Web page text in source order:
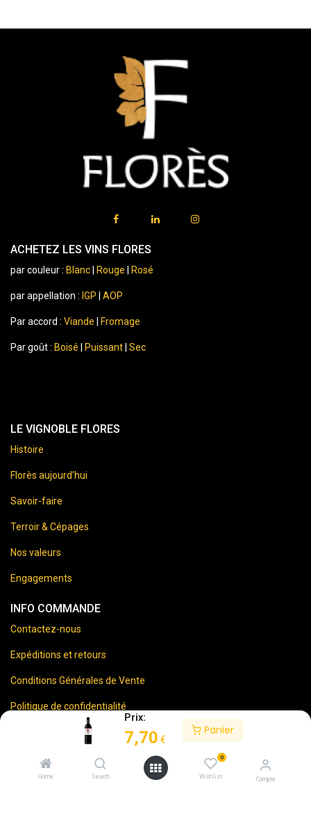
Prix:
7,70 €
Panier
Home Search
0
Wishlist Compte
ACHETEZ LES VINS FLORES
par couleur : Blanc Rouge Rosé
par appellation : IGP AOP
Par accord : Viande Fromage
Par goût : Boisé Puissant Sec
LE VIGNOBLE FLORES
Histoire
Florès aujourd’hui
Savoir-faire
Terroir & Cépages
Nos valeurs
Engagements
INFO COMMANDE
Contactez-nous
Expéditions et retours
Conditions Générales de Vente
Politique de confidentialité
Mentions Légales